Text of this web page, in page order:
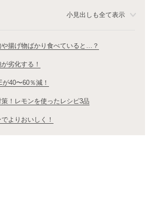
小見出しも全て表示
揚げ物ばかり食べていると…？
劣化する！
40〜60％減！
！レモンを使ったレシピ3品
よりおいしく！